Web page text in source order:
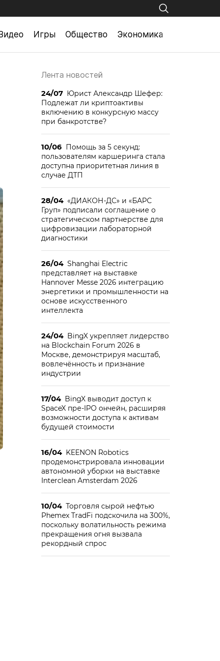
Игры Общество Экономика
Лента новостей
24/07 Юрист Александр Шефер:
Подлежат ли криптоактивы
включению в конкурсную массу
при банкротстве?
10/06 Помощь за 5 секунд:
пользователям каршеринга стала
доступна приоритетная линия в
случае ДТП
28/04 «ДИАКОН-ДС» и «БАРС
Груп» подписали соглашение о
стратегическом партнерстве для
цифровизации лабораторной
диагностики
26/04 Shanghai Electric
представляет на выставке
Hannover Messe 2026 интеграцию
энергетики и промышленности на
основе искусственного
интеллекта
24/04 BingX укрепляет лидерство
на Blockchain Forum 2026 в
Москве, демонстрируя масштаб,
вовлечённость и признание
индустрии
17/04 BingX выводит доступ к
SpaceX пре-IPO ончейн, расширяя
возможности доступа к активам
будущей стоимости
16/04 KEENON Robotics
продемонстрировала инновации
автономной уборки на выставке
Interclean Amsterdam 2026
10/04 Торговля сырой нефтью
Phemex TradFi подскочила на 300%,
поскольку волатильность режима
прекращения огня вызвала
рекордный спрос